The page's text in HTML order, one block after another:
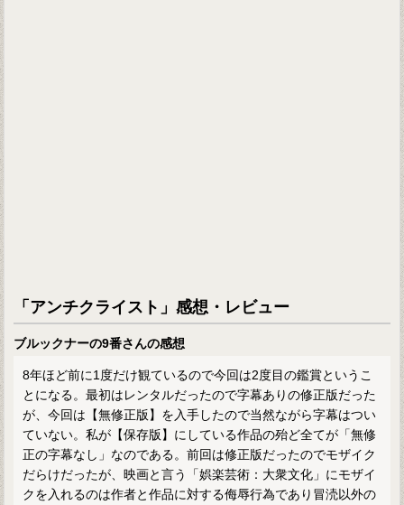
「アンチクライスト」感想・レビュー
ブルックナーの9番さんの感想
8年ほど前に1度だけ観ているので今回は2度目の鑑賞というこ
とになる。最初はレンタルだったので字幕ありの修正版だった
が、今回は【無修正版】を入手したので当然ながら字幕はつい
ていない。私が【保存版】にしている作品の殆ど全てが「無修
正の字幕なし」なのである。前回は修正版だったのでモザイク
だらけだったが、映画と言う「娯楽芸術：大衆文化」にモザイ
クを入れるのは作者と作品に対する侮辱行為であり冒涜以外の